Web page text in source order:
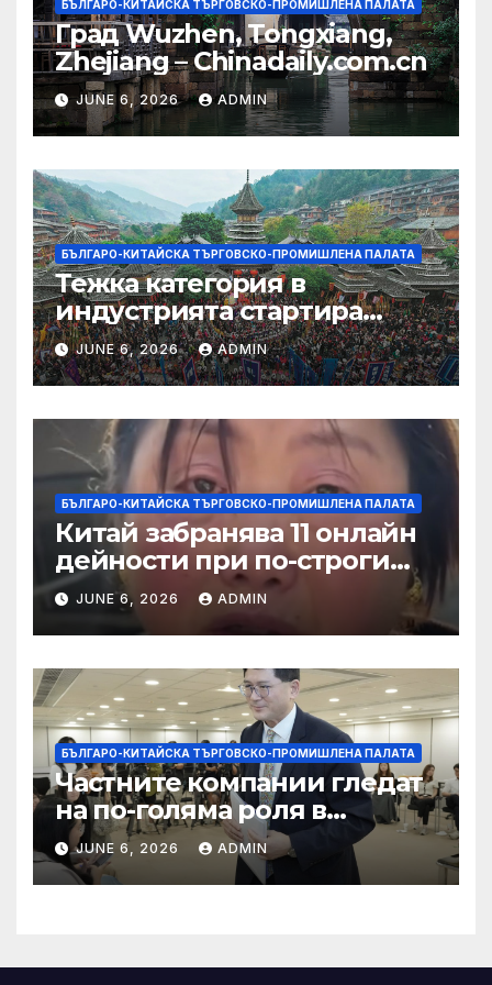
БЪЛГАРО-КИТАЙСКА ТЪРГОВСКО-ПРОМИШЛЕНА ПАЛАТА
Град Wuzhen, Tongxiang,
Zhejiang – Chinadaily.com.cn
JUNE 6, 2026 ADMIN
БЪЛГАРО-КИТАЙСКА ТЪРГОВСКО-ПРОМИШЛЕНА ПАЛАТА
Тежка категория в
индустрията стартира
алианс за космическа
слънчева енергия
JUNE 6, 2026 ADMIN
БЪЛГАРО-КИТАЙСКА ТЪРГОВСКО-ПРОМИШЛЕНА ПАЛАТА
Китай забранява 11 онлайн
дейности при по-строги
правила за ограничаване на
слуховете и
кибернасилниците
JUNE 6, 2026 ADMIN
БЪЛГАРО-КИТАЙСКА ТЪРГОВСКО-ПРОМИШЛЕНА ПАЛАТА
Частните компании гледат
на по-голяма роля в
стратегическата
енергетика
JUNE 6, 2026 ADMIN